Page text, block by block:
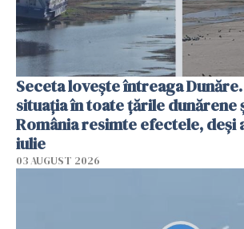
Seceta lovește întreaga
situația în toate țările dunărene
România resimte efectele, deși
iulie
03 AUGUST 2026